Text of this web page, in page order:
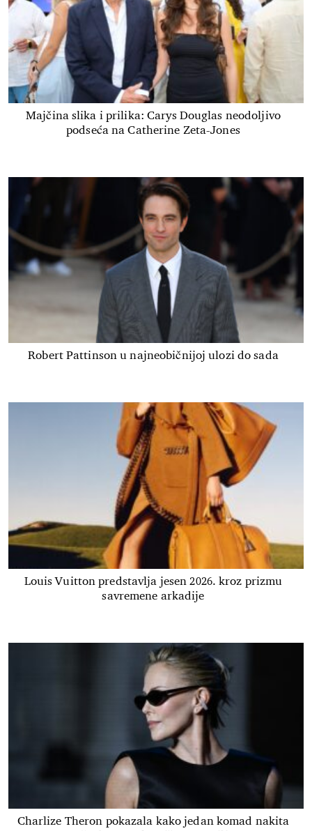
Majčina slika i prilika: Carys Douglas neodoljivo
podseća na Catherine Zeta-Jones
Robert Pattinson u najneobičnijoj ulozi do sada
Louis Vuitton predstavlja jesen 2026. kroz prizmu
savremene arkadije
Charlize Theron pokazala kako jedan komad nakita